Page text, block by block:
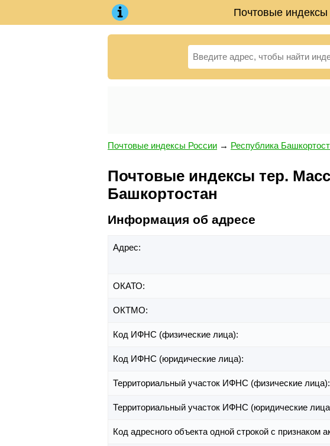
Почтовые индексы
Почтовые индексы России → Республика
Почтовые индексы тер.
Башкортостан
Информация об адресе
Адрес:
ОКАТО:
ОКТМО:
Код ИФНС (физические лица):
Код ИФНС (юридические лица):
Территориальный участок ИФНС (физические лица):
Территориальный участок ИФНС (юридические
Код адресного объекта одной строкой с признаком